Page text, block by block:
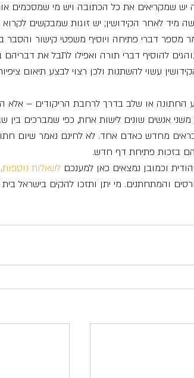
יש שמקריאים את כל הכתובה ויש מי שמסכמים
לאחר הקידושין; יש זוגות שמבקשים לקרוא
דברי פתיחה ויוסיף משפטי קישור והסבר
להוסיף דברי תורה ואפילו לתבל את דבריהם
עשוי להשתנות ולכן רצוי לבצע תיאום
החתונה או שלב בדרך לרחבת הריקודים – אלא
אנשים שונים לישות אחת, כפי שמברכים בין
מחדש כאדם אחד. לא לחינם נאמר שיום
בזכות פתיחת דף חדש.
וכמובן נמצאים כאן למענכם לשאלות נוספות
והמתחתנים. מי יתן ותזכו להקים בישראל בית